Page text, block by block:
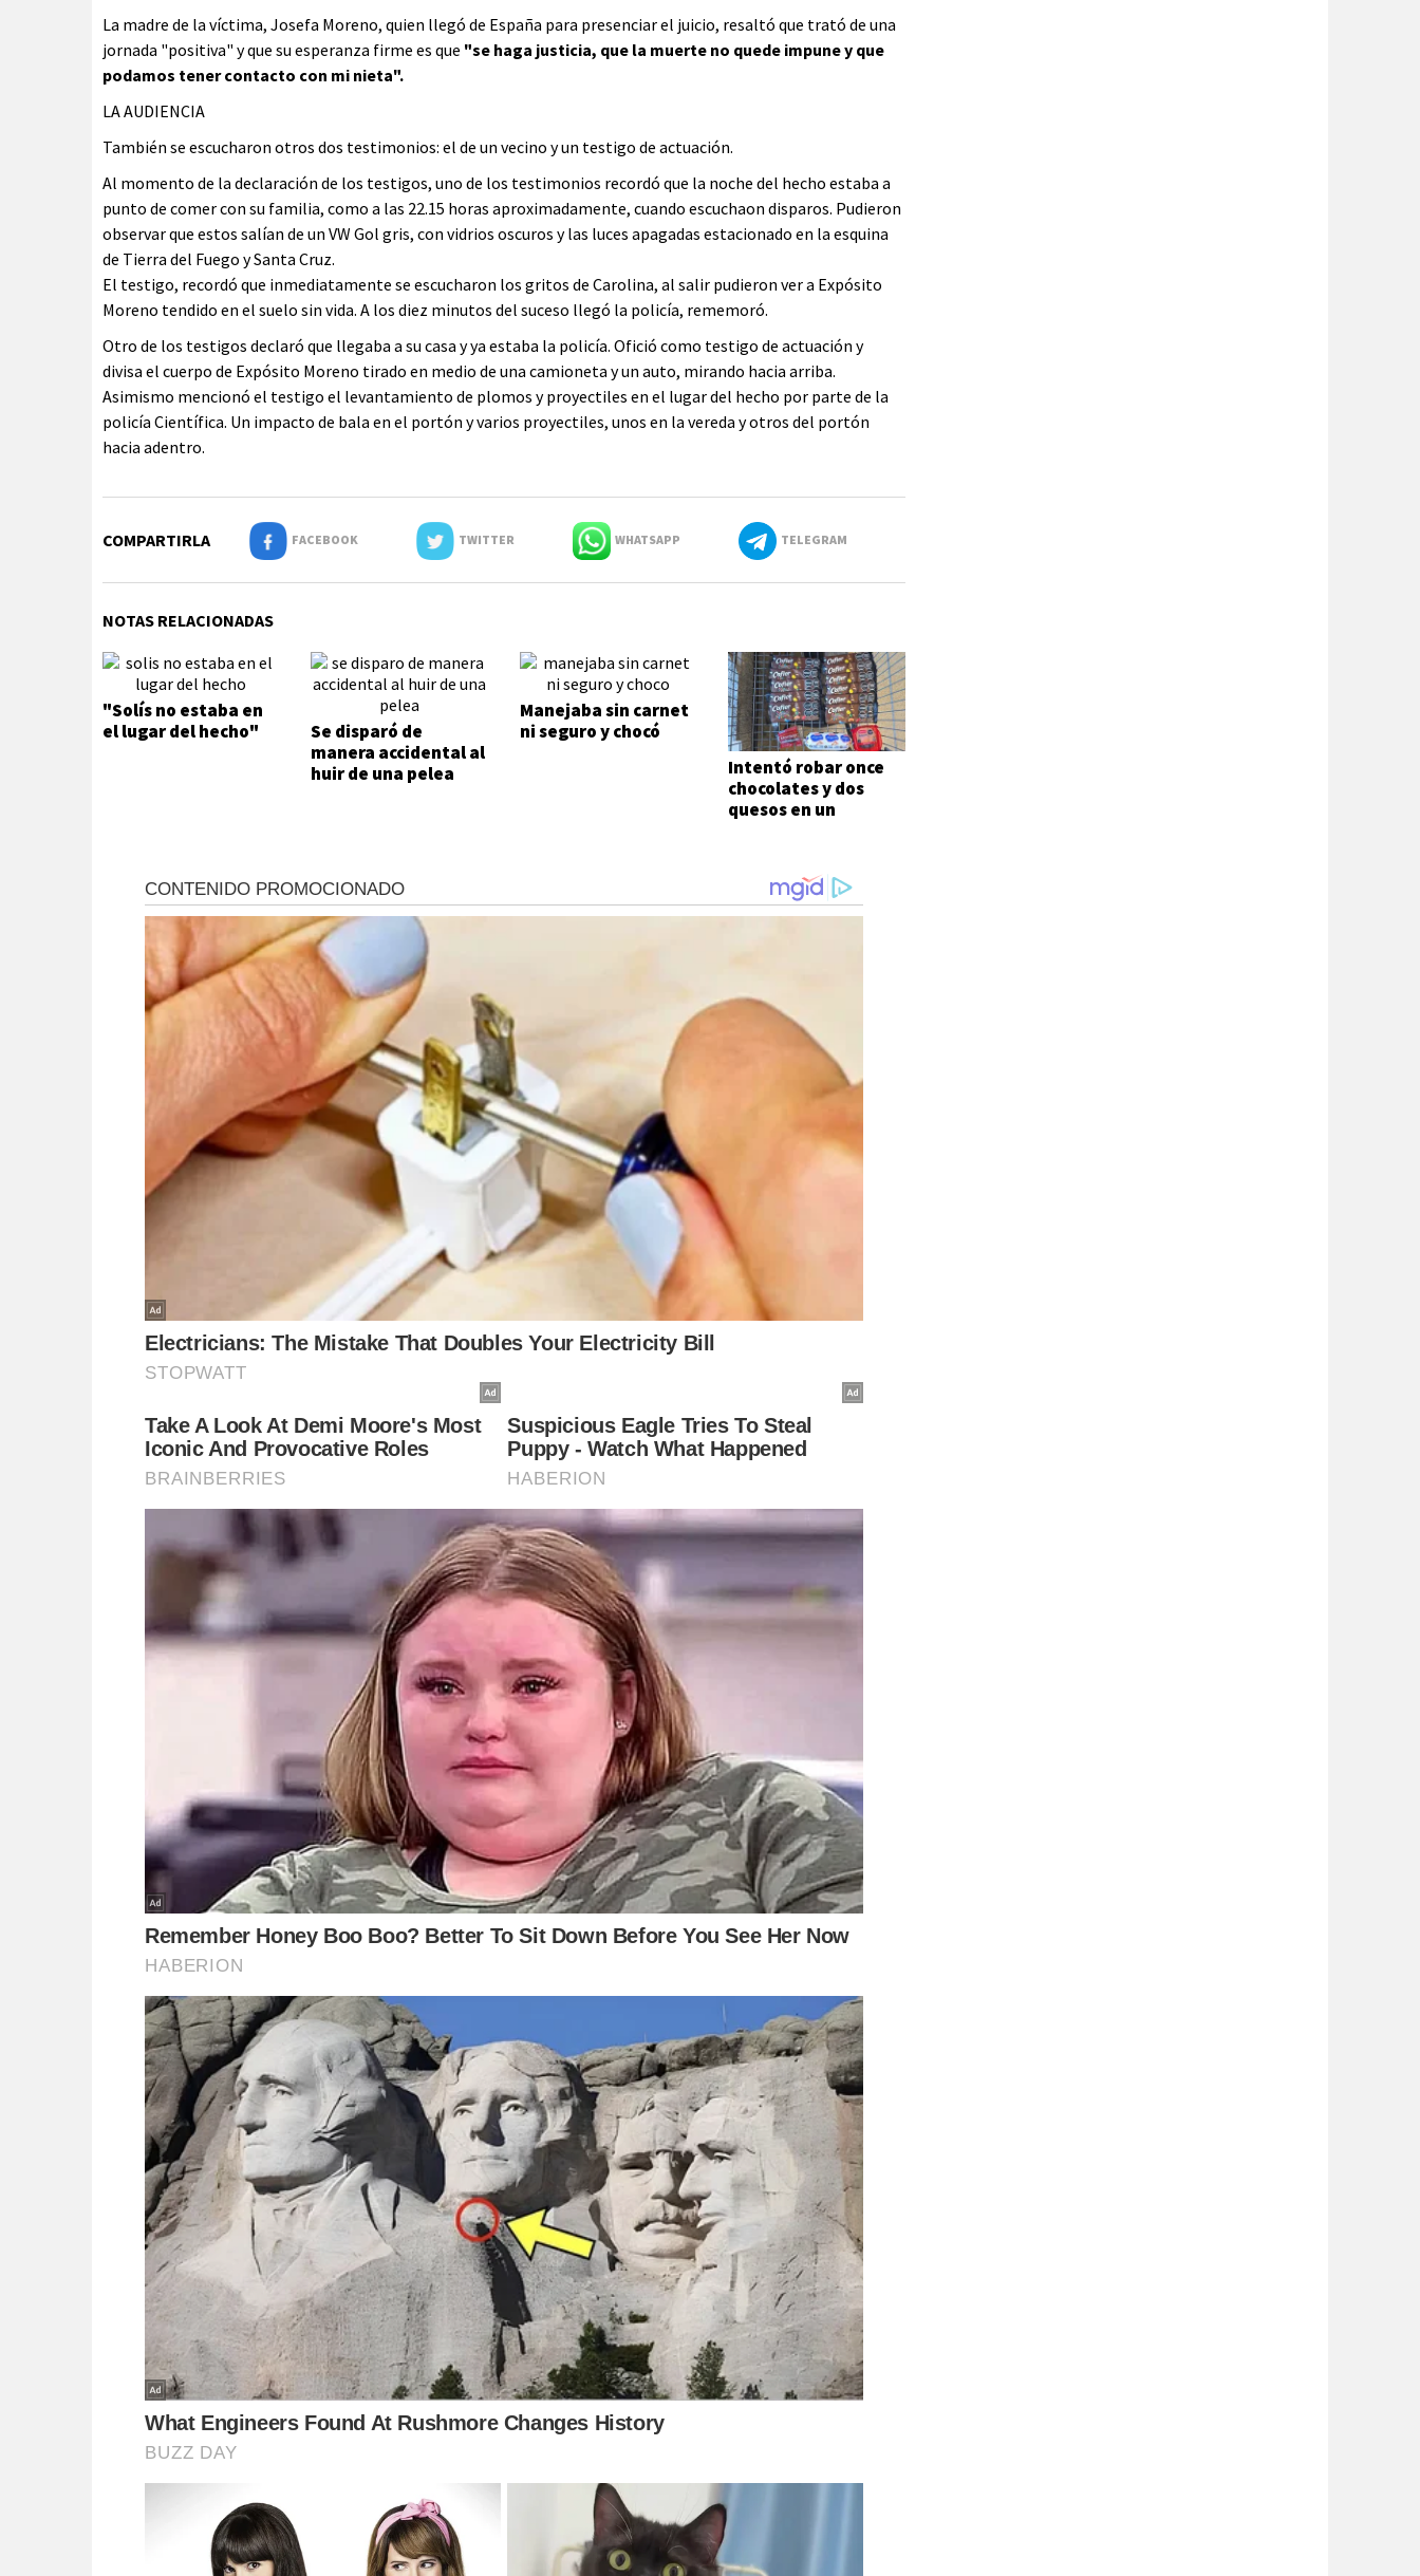
La madre de la víctima, Josefa Moreno, quien llegó de España para presenciar el juicio, resaltó que trató de una
jornada "positiva" y que su esperanza firme es que "se haga justicia, que la muerte no quede impune y que
podamos tener contacto con mi nieta".
LA AUDIENCIA
También se escucharon otros dos testimonios: el de un vecino y un testigo de actuación.
Al momento de la declaración de los testigos, uno de los testimonios recordó que la noche del hecho estaba a
punto de comer con su familia, como a las 22.15 horas aproximadamente, cuando escuchaon disparos. Pudieron
observar que estos salían de un VW Gol gris, con vidrios oscuros y las luces apagadas estacionado en la esquina
de Tierra del Fuego y Santa Cruz.
El testigo, recordó que inmediatamente se escucharon los gritos de Carolina, al salir pudieron ver a Expósito
Moreno tendido en el suelo sin vida. A los diez minutos del suceso llegó la policía, rememoró.
Otro de los testigos declaró que llegaba a su casa y ya estaba la policía. Ofició como testigo de actuación y
divisa el cuerpo de Expósito Moreno tirado en medio de una camioneta y un auto, mirando hacia arriba.
Asimismo mencionó el testigo el levantamiento de plomos y proyectiles en el lugar del hecho por parte de la
policía Científica. Un impacto de bala en el portón y varios proyectiles, unos en la vereda y otros del portón
hacia adentro.
COMPARTIRLA FACEBOOK TWITTER WHATSAPP TELEGRAM
NOTAS RELACIONADAS
"Solís no estaba en
el lugar del hecho"
Se disparó de
manera accidental al
huir de una pelea
Manejaba sin carnet
ni seguro y chocó
Intentó robar once
chocolates y dos
quesos en un